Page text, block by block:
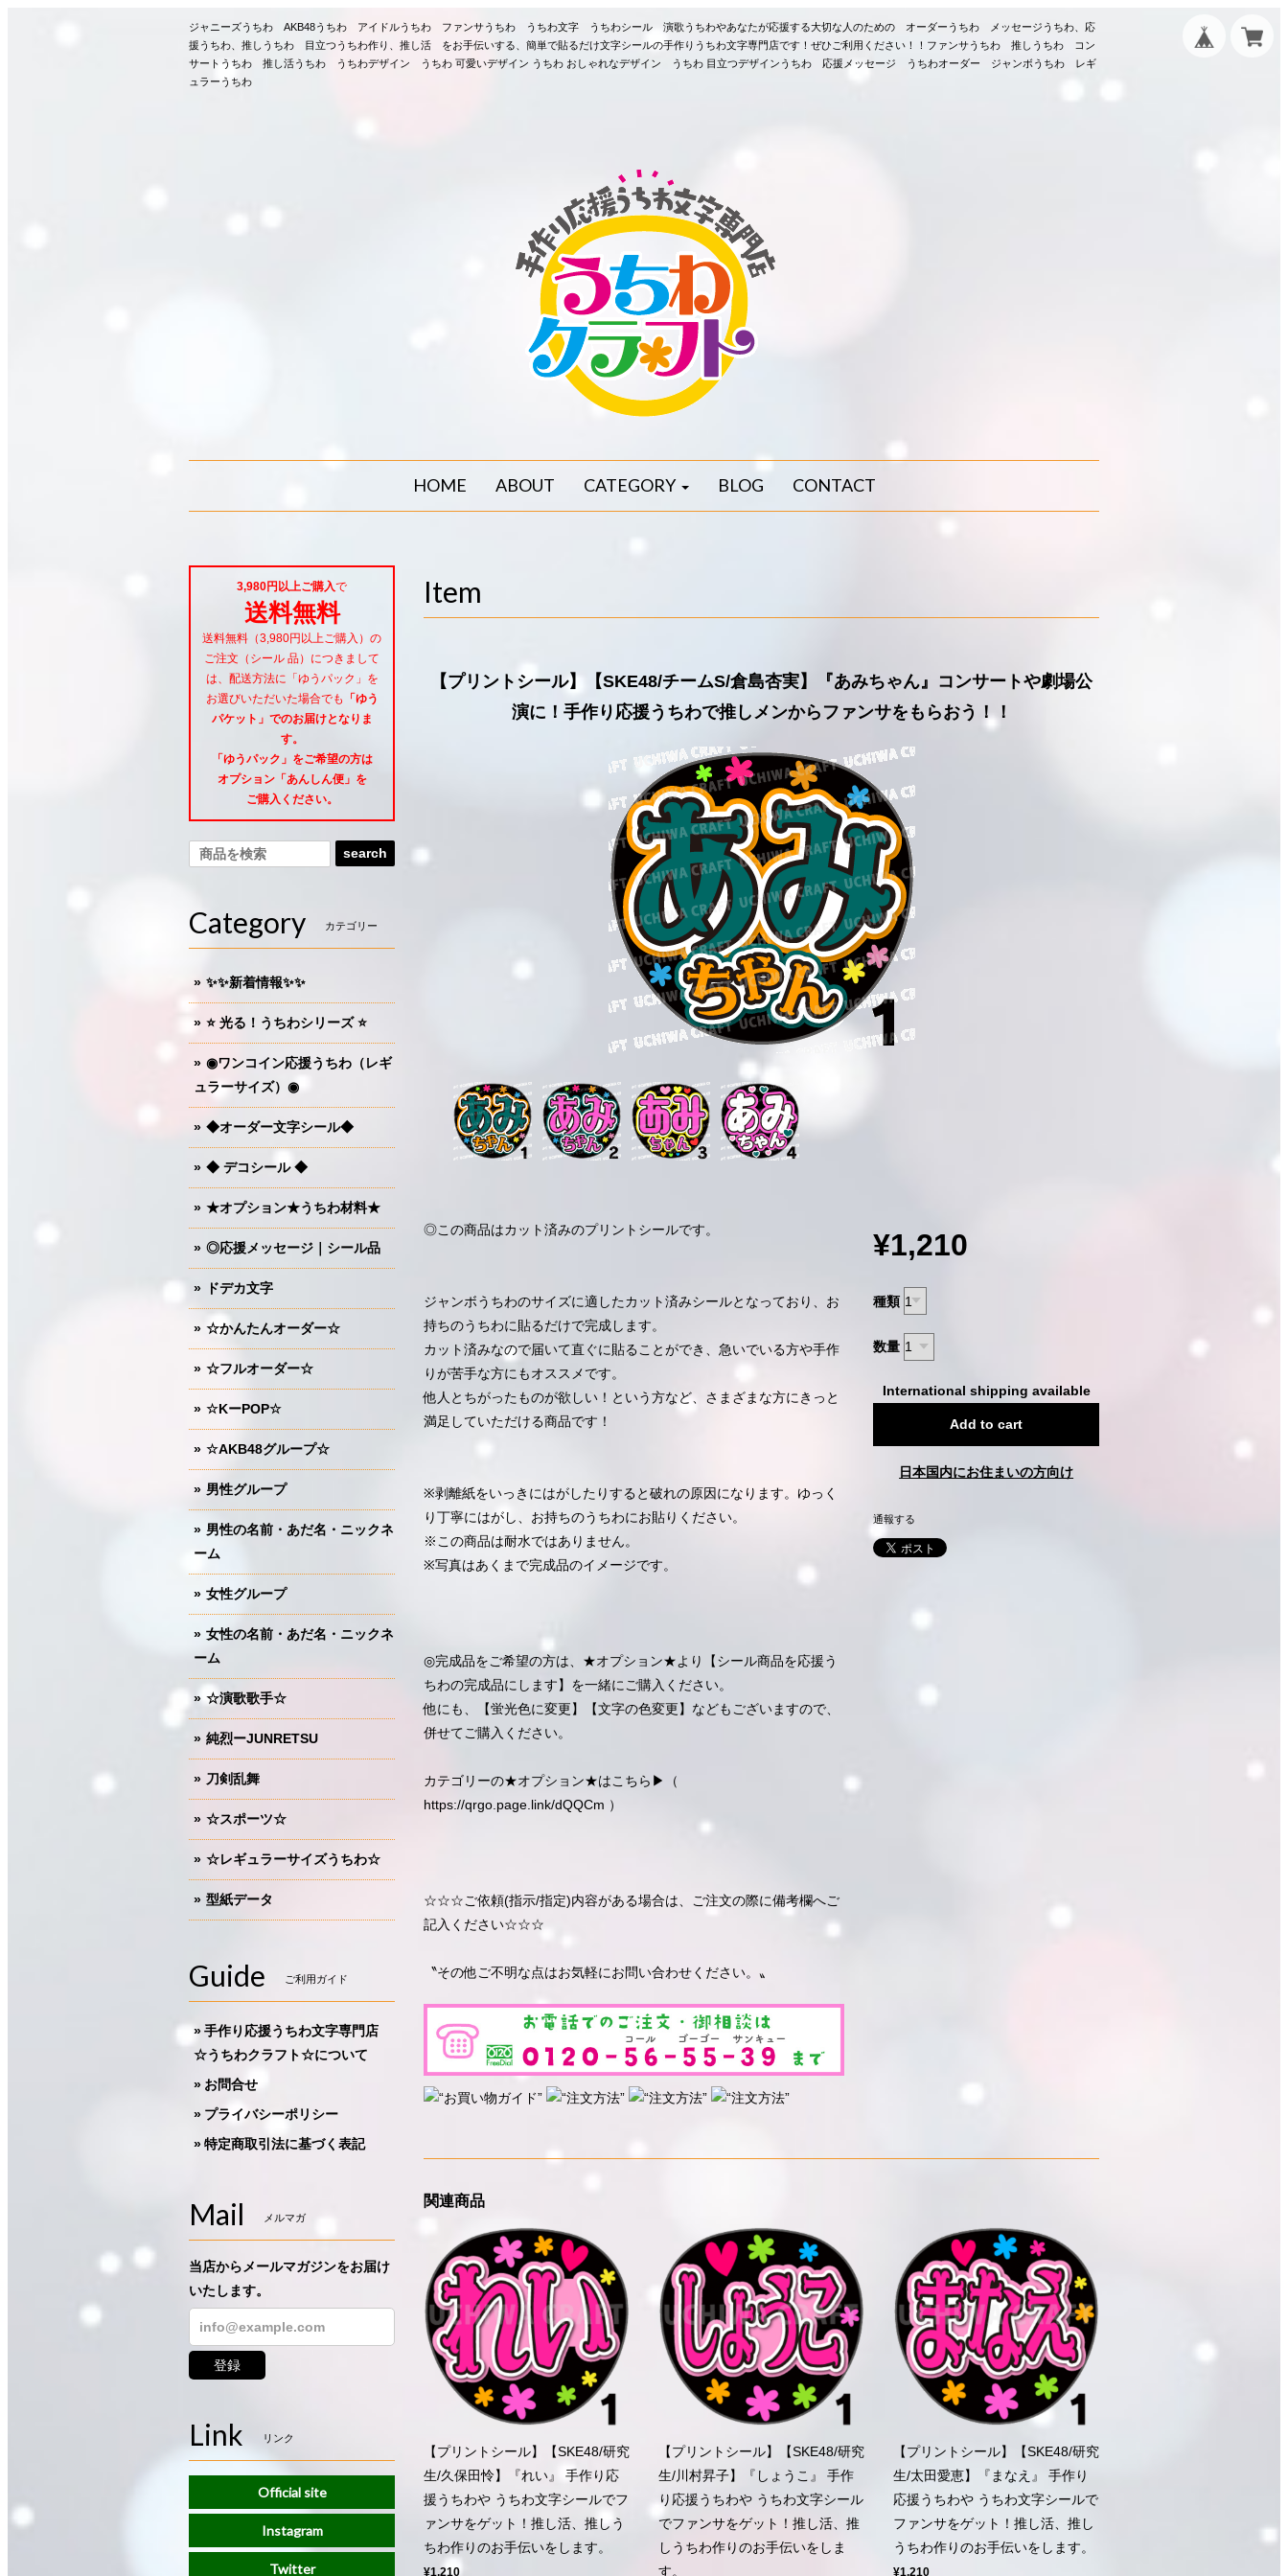
ジャニーズうちわ AKB48うちわ アイドルうちわ ファンサうちわ うちわ文字 うちわシール 演歌うちわやあなたが応援する大切な人のための オーダーうちわ メッセージうちわ、応
援うちわ、推しうちわ 目立つうちわ作り、推し活 をお手伝いする、簡単で貼るだけ文字シールの手作りうちわ文字専門店です！ぜひご利用ください！！ファンサうちわ 推しうちわ コン
サートうちわ 推し活うちわ うちわデザイン うちわ 可愛いデザイン うちわ おしゃれなデザイン うちわ 目立つデザインうちわ 応援メッセージ うちわオーダー ジャンボうちわ レギ
ュラーうちわ
HOME ABOUT CATEGORY BLOG CONTACT
Item
【プリントシール】【SKE48/チームS/倉島杏実】『あみちゃん』コンサートや劇場公
演に！手作り応援うちわで推しメンからファンサをもらおう！！
◎この商品はカット済みのプリントシールです。
ジャンボうちわのサイズに適したカット済みシールとなっており、お
持ちのうちわに貼るだけで完成します。
カット済みなので届いて直ぐに貼ることができ、急いでいる方や手作
りが苦手な方にもオススメです。
他人とちがったものが欲しい！という方など、さまざまな方にきっと
満足していただける商品です！
※剥離紙をいっきにはがしたりすると破れの原因になります。ゆっく
り丁寧にはがし、お持ちのうちわにお貼りください。
※この商品は耐水ではありません。
※写真はあくまで完成品のイメージです。
◎完成品をご希望の方は、★オプション★より【シール商品を応援う
ちわの完成品にします】を一緒にご購入ください。
他にも、【蛍光色に変更】【文字の色変更】などもございますので、
併せてご購入ください。
カテゴリーの★オプション★はこちら▶︎（
https://qrgo.page.link/dQQCm ）
☆☆☆ご依頼(指示/指定)内容がある場合は、ご注文の際に備考欄へご
記入ください☆☆☆
〝その他ご不明な点はお気軽にお問い合わせください。〟
¥1,210
種類
数量
International shipping available
Add to cart
日本国内にお住まいの方向け
通報する
関連商品
【プリントシール】【SKE48/研究
生/久保田怜】『れい』 手作り応
援うちわや うちわ文字シールでフ
ァンサをゲット！推し活、推しう
ちわ作りのお手伝いをします。
¥1,210
【プリントシール】【SKE48/研究
生/川村昇子】『しょうこ』 手作
り応援うちわや うちわ文字シール
でファンサをゲット！推し活、推
しうちわ作りのお手伝いをしま
す。
【プリントシール】【SKE48/研究
生/太田愛恵】『まなえ』 手作り
応援うちわや うちわ文字シールで
ファンサをゲット！推し活、推し
うちわ作りのお手伝いをします。
¥1,210
3,980円以上ご購入で
送料無料
送料無料（3,980円以上ご購入）の
ご注文（シール 品）につきまして
は、配送方法に「ゆうパック」を
お選びいただいた場合でも
「ゆう
パケット」でのお届けとなりま
す。
「ゆうパック」をご希望の方は
オプション「あんしん便」 を
ご購入ください。
search
Category カテゴリー
✨✨新着情報✨✨
⭐️ 光る！うちわシリーズ ⭐️
◉ワンコイン応援うちわ（レギ
ュラーサイズ）◉
◆オーダー文字シール◆
◆ デコシール ◆
★オプション★うちわ材料★
◎応援メッセージ｜シール品
ドデカ文字
☆かんたんオーダー☆
☆フルオーダー☆
☆KーPOP☆
☆AKB48グループ☆
男性グループ
男性の名前・あだ名・ニックネ
ーム
女性グループ
女性の名前・あだ名・ニックネ
ーム
☆演歌歌手☆
純烈ーJUNRETSU
刀剣乱舞
☆スポーツ☆
☆レギュラーサイズうちわ☆
型紙データ
Guide ご利用ガイド
手作り応援うちわ文字専門店
☆うちわクラフト☆について
お問合せ
プライバシーポリシー
特定商取引法に基づく表記
Mail メルマガ
当店からメールマガジンをお届け
いたします。
登録
Link リンク
Official site
Instagram
Twitter